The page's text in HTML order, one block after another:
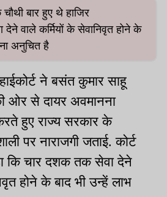
बार हुए थे हाजिर
वाले कर्मियों के सेवानिवृत होने के
अनुचित है
ने बसंत कुमार साहू
ओर से दायर अवमानना
हुए राज्य सरकार के
पर नाराजगी जताई. कोर्ट
कि चार दशक तक सेवा देने
होने के बाद भी उन्हें लाभ